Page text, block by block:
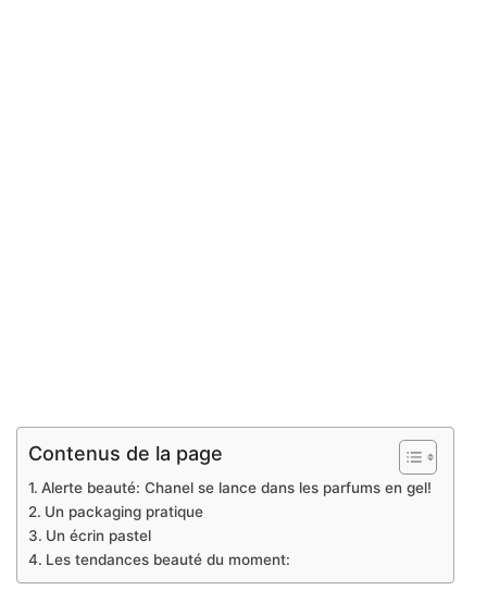
Contenus de la page
Alerte beauté: Chanel se lance dans les parfums en gel!
Un packaging pratique
Un écrin pastel
Les tendances beauté du moment: